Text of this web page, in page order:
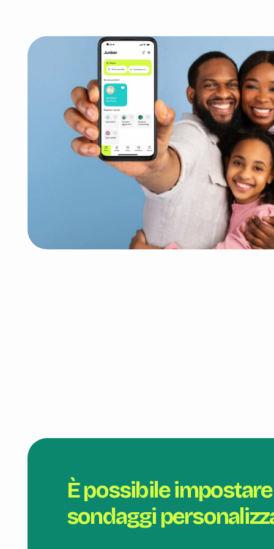
È possibile
sondaggi